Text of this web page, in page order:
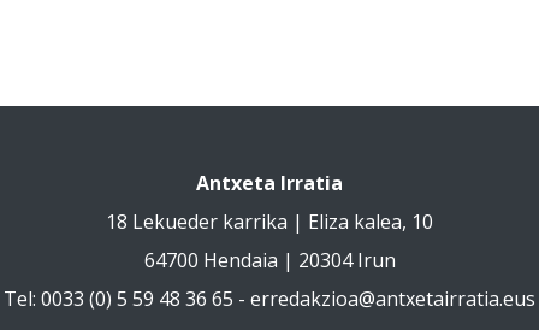
Antxeta Irratia
18 Lekueder karrika | Eliza kalea, 10
64700 Hendaia | 20304 Irun
Tel: 0033 (0) 5 59 48 36 65 - erredakzioa@antxetairratia.eus